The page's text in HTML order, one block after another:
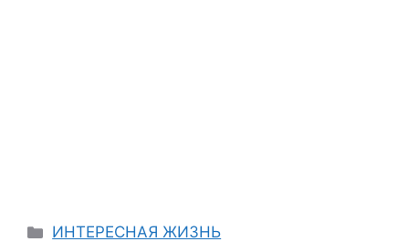
Categories
ИНТЕРЕСНАЯ ЖИЗНЬ